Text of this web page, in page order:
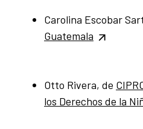
Carolina Escobar
Guatemala
Otto Rivera, de
los Derechos de la